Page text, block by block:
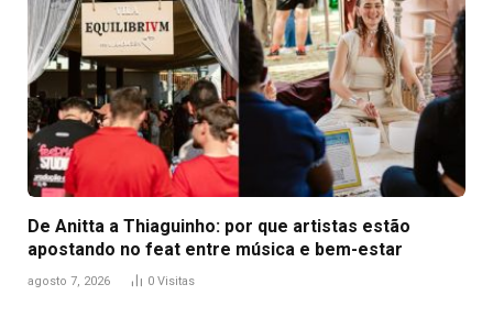
De Anitta a Thiaguinho: por que artistas estão
apostando no feat entre música e bem-estar
agosto 7, 2026 0 Visitas